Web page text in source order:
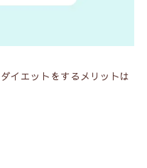
換えるデメリット
イエットをするメリットは